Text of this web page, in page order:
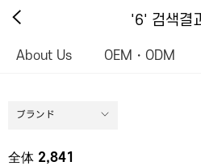
'6' 검색결
About Us OEM・ODM
ブランド
全体 2,841